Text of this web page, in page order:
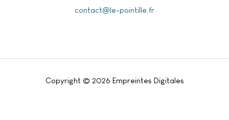
contact@le-pointille.fr
Copyright © 2026 Empreintes Digitales